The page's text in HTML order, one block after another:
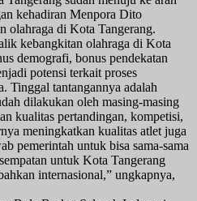
kehadiran Menpora Dito
olahraga di Kota Tangerang.
kebangkitan olahraga di Kota
demografi, bonus pendekatan
potensi terkait proses
Tinggal tantangannya adalah
dilakukan oleh masing-masing
kualitas pertandingan, kompetisi,
meningkatkan kualitas atlet juga
pemerintah untuk bisa sama-sama
untuk Kota Tangerang
internasional,” ungkapnya,